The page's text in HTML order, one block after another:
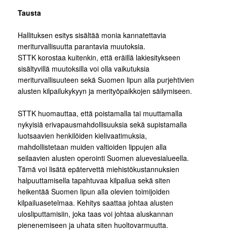
Tausta
Hallituksen esitys sisältää monia kannatettavia
meriturvallisuutta parantavia muutoksia.
STTK korostaa kuitenkin, että eräillä lakiesitykseen
sisältyvillä muutoksilla voi olla vaikutuksia
meriturvallisuuteen sekä Suomen lipun alla purjehtivien
alusten kilpailukykyyn ja merityöpaikkojen säilymiseen.
STTK huomauttaa, että poistamalla tai muuttamalla
nykyisiä erivapausmahdollisuuksia sekä supistamalla
luotsaavien henkilöiden kielivaatimuksia,
mahdollistetaan muiden valtioiden lippujen alla
seilaavien alusten operointi Suomen aluevesialueella.
Tämä voi lisätä epätervettä miehistökustannuksien
halpuuttamisella tapahtuvaa kilpailua sekä siten
heikentää Suomen lipun alla olevien toimijoiden
kilpailuasetelmaa. Kehitys saattaa johtaa alusten
ulosliputtamisiin, joka taas voi johtaa aluskannan
pienenemiseen ja uhata siten huoltovarmuutta.